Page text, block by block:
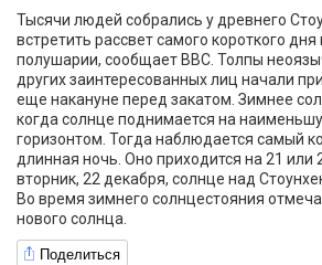
Тысячи людей собрались у древнего
встретить рассвет самого короткого
полушарии, сообщает BBC. Толпы
других заинтересованных лиц начали
еще накануне перед закатом. Зимнее
когда солнце поднимается на
горизонтом. Тогда наблюдается самый
длинная ночь. Оно приходится на 21 или
вторник, 22 декабря, солнце над
Во время зимнего солнцестояния
нового солнца.
Поделиться